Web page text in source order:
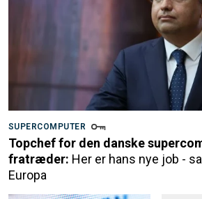
SUPERCOMPUTER
Topchef for den danske
fratræder: Her er hans nye job -
Europa